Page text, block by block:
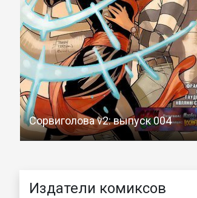
Сорвиголова v2: выпуск 004
Издатели комиксов